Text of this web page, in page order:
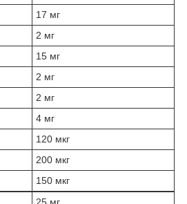
17 мг
2 мг
15 мг
2 мг
2 мг
4 мг
120 мкг
200 мкг
150 мкг
25 мг